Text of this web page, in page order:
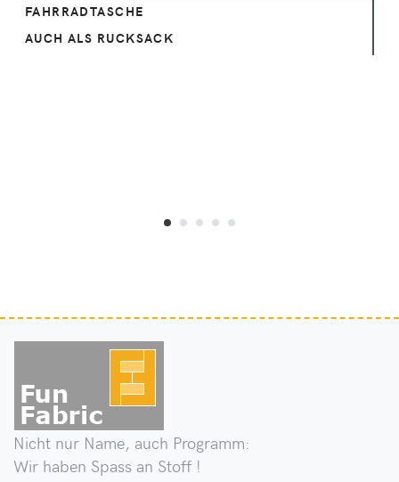
FAHRRADTASCHE
AUCH ALS RUCKSACK
Nicht nur Name, auch Programm:
Wir haben Spass an Stoff !